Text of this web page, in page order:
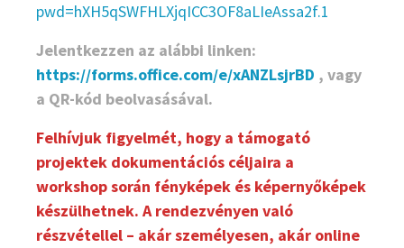
pwd=hXH5qSWFHLXjqICC3OF8aLIeAssa2f.1
Jelentkezzen az alábbi linken:
https://forms.office.com/e/xANZLsjrBD , vagy
a QR-kód beolvasásával.
Felhívjuk figyelmét, hogy a támogató
projektek dokumentációs céljaira a
workshop során fényképek és képernyőképek
készülhetnek. A rendezvényen való
részvétellel – akár személyesen, akár online